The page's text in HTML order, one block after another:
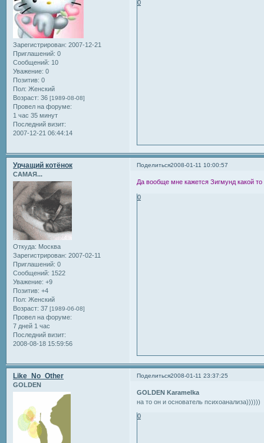
Зарегистрирован: 2007-12-21
Приглашений: 0
Сообщений: 10
Уважение: 0
Позитив: 0
Пол: Женский
Возраст: 36 [1989-08-08]
Провел на форуме:
1 час 35 минут
Последний визит:
2007-12-21 06:44:14
0
Поделиться2008-01-11 10:00:57
Урчащий котёнок
САМАЯ...
Откуда: Москва
Зарегистрирован: 2007-02-11
Приглашений: 0
Сообщений: 1522
Уважение: +9
Позитив: +4
Пол: Женский
Возраст: 37 [1989-06-08]
Провел на форуме:
7 дней 1 час
Последний визит:
2008-08-18 15:59:56
Да вообще мне кажется Зигмунд какой
0
Поделиться2008-01-11 23:37:25
Like_No_Other
GOLDEN
GOLDEN Karamelka
на то он и основатель психоанализа))))))
0